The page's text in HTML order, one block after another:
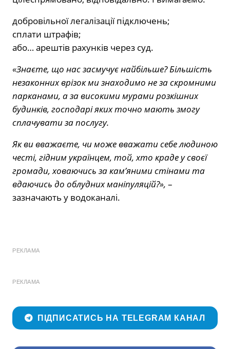
добровільної легалізації підключень;
сплати штрафів;
або… арештів рахунків через суд.
«Знаєте, що нас засмучує найбільше? Більшість
незаконних врізок ми знаходимо не за скромними
парканами, а за високими мурами розкішних
будинків, господарі яких точно мають змогу
сплачувати за послугу.
Як ви вважаєте, чи може вважати себе людиною
честі, гідним українцем, той, хто краде у своєї
громади, ховаючись за кам’яними стінами та
вдаючись до облудних маніпуляцій?», –
зазначають у водоканалі.
РЕКЛАМА
РЕКЛАМА
ПІДПИСАТИСЬ НА TELEGRAM КАНАЛ